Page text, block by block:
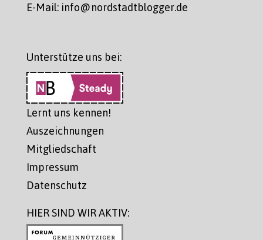
E-Mail: info@nordstadtblogger.de
Unterstütze uns bei:
Lernt uns kennen!
Auszeichnungen
Mitgliedschaft
Impressum
Datenschutz
HIER SIND WIR AKTIV: